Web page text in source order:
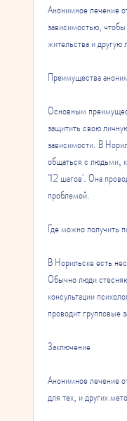
Анонимное лечение
зависимостью,
жительства и
Преимущества
Основным
защитить свою
зависимости. В
общаться с людьми,
'12 шагов'. Она
проблемой.
Где можно получить
В Норильске есть
Обычно люди
консультации
проводит групповые
Заключение
Анонимное лечение
для тех, и других